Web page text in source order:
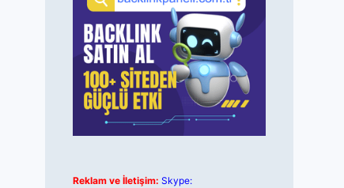
Reklam ve İletişim: Skype: